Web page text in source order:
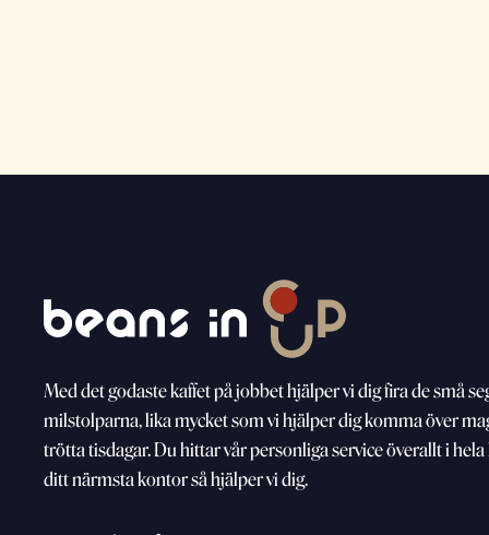
Meddet godaste kaffet på jobbet hjälper vi dig fira de små
milstolparna, lika mycket som vihjälper dig komma över
tröttatisdagar. Du hittar vår personliga service överallt i
ditt närmsta kontor så hjälper vi dig.